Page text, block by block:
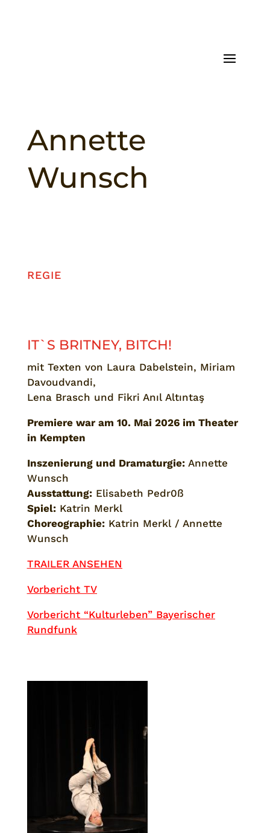
Annette
Wunsch
REGIE
IT`S BRITNEY, BITCH!
mit Texten von Laura Dabelstein, Miriam
Davoudvandi,
Lena Brasch und Fikri Anıl Altıntaş
Premiere war am 10. Mai 2026 im Theater
in Kempten
Inszenierung und Dramaturgie:Annette
Wunsch
Ausstattung:Elisabeth Pedr0ß
Spiel:Katrin Merkl
Choreographie:Katrin Merkl / Annette
Wunsch
TRAILER ANSEHEN
Vorbericht TV
Vorbericht “Kulturleben” Bayerischer
Rundfunk